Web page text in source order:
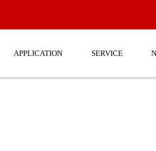
APPLICATION SERVICE